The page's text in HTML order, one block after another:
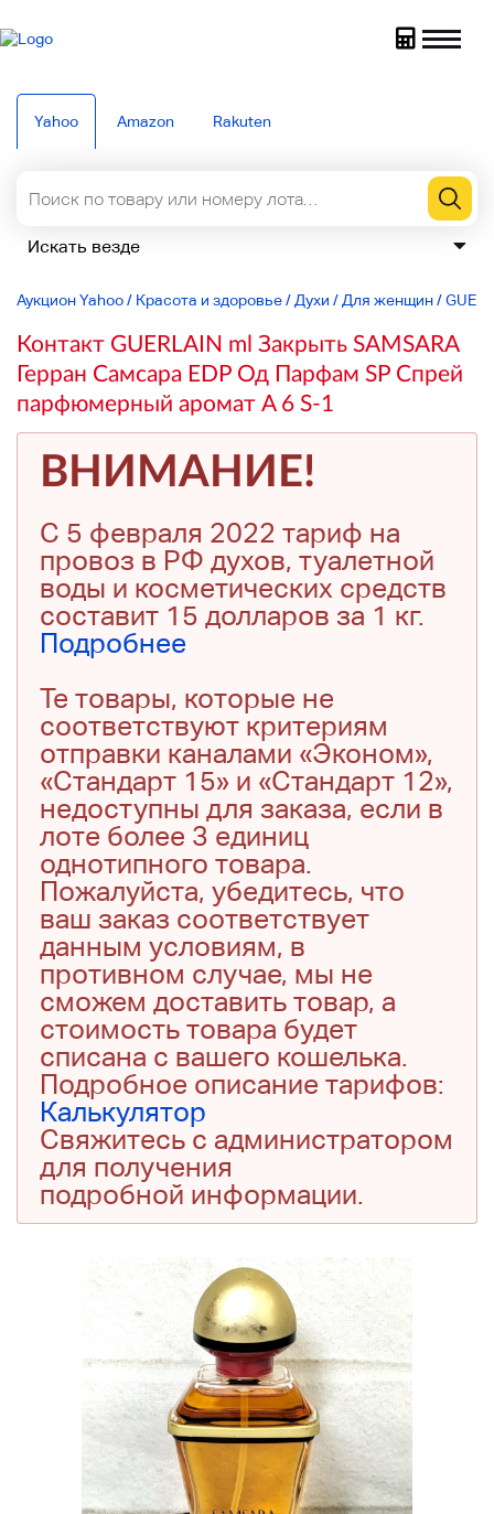
Yahoo Amazon Rakuten
Аукцион Yahoo/ Красота и здоровье/ Духи / Для женщин/
Контакт GUERLAIN ml Закрыть SAMSARA
Герран Самсара EDP Од Парфам SP Спрей
парфюмерный аромат A 6 S-1
ВНИМАНИЕ!
С 5 февраля 2022 тариф на
провоз в РФ духов, туалетной
воды и косметических средств
составит 15 долларов за 1 кг.
Подробнее
Те товары, которые не
соответствуют критериям
отправки каналами «Эконом»,
«Стандарт 15» и «Стандарт 12»,
недоступны для заказа, если в
лоте более 3 единиц
однотипного товара.
Пожалуйста, убедитесь, что
ваш заказ соответствует
данным условиям, в
противном случае, мы не
сможем доставить товар, а
стоимость товара будет
списана с вашего кошелька.
Подробное описание тарифов:
Калькулятор
Свяжитесь с администратором
для получения
подробной информации.